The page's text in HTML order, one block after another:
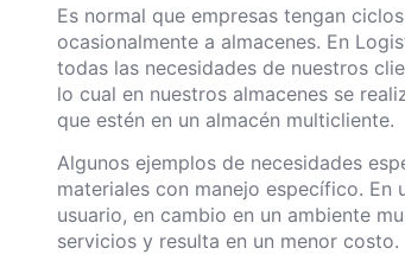
Es normal que empresas tengan
ocasionalmente a almacenes. En
todas las necesidades de nuestros
lo cual en nuestros almacenes se
que estén en un almacén multicliente.
Algunos ejemplos de necesidades
materiales con manejo específico.
usuario, en cambio en un ambiente
servicios y resulta en un menor costo.